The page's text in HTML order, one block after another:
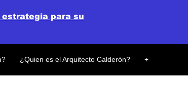
¿Quien es el Arquitecto Calderón? +
para su